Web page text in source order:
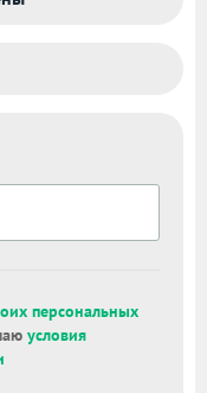
персональных
условия